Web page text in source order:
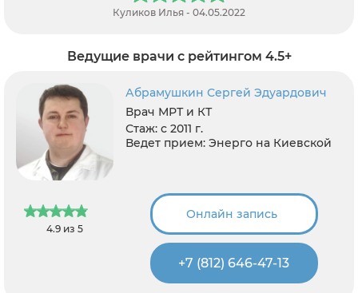
Куликов Илья - 04.05.2022
Ведущие врачи с рейтингом 4.5+
4.9 из 5
Абрамушкин Сергей Эдуардович
Врач МРТ и КТ
Стаж: с 2011 г.
Ведет прием: Энерго на Киевской
Онлайн запись
+7 (812) 646-47-13